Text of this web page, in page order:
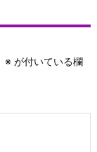
※ が付いている欄